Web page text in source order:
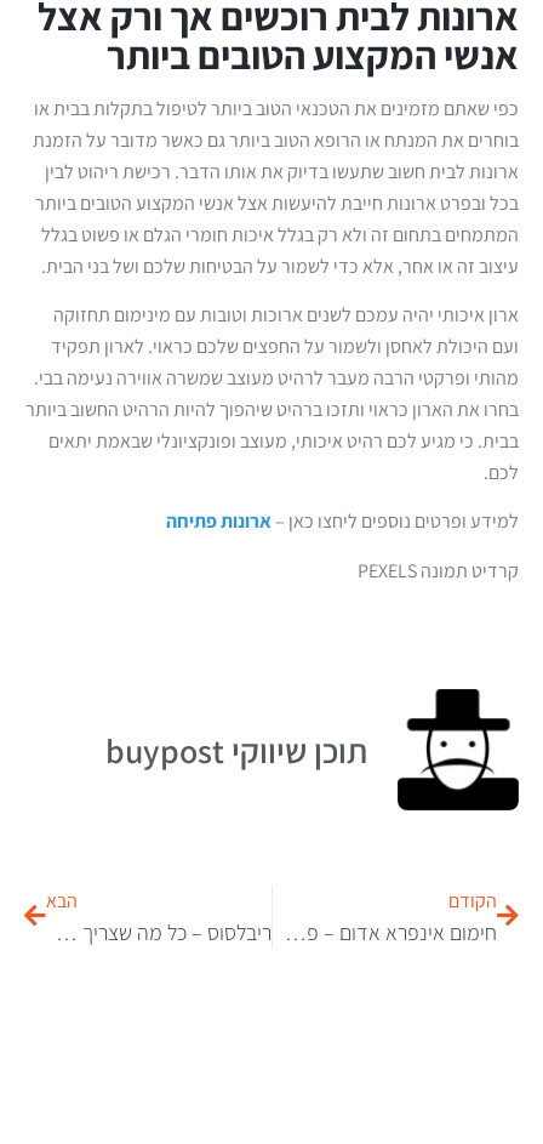
ארונות לבית רוכשים אך ורק אצל
אנשי המקצוע הטובים ביותר
כפי שאתם מזמינים את הטכנאי הטוב ביותר לטיפול בתקלות בבית או
בוחרים את המנתח או הרופא הטוב ביותר גם כאשר מדובר על הזמנת
ארונות לבית חשוב שתעשו בדיוק את אותו הדבר. רכישת ריהוט לבין
בכל ובפרט ארונות חייבת להיעשות אצל אנשי המקצוע הטובים ביותר
המתמחים בתחום זה ולא רק בגלל איכות חומרי הגלם או פשוט בגלל
עיצוב זה או אחר, אלא כדי לשמור על הבטיחות שלכם ושל בני הבית.
ארון איכותי יהיה עמכם לשנים ארוכות וטובות עם מינימום תחזוקה
ועם היכולת לאחסן ולשמור על החפצים שלכם כראוי. לארון תפקיד
מהותי ופרקטי הרבה מעבר לרהיט מעוצב שמשרה אווירה נעימה בבי.
בחרו את הארון כראוי ותזכו ברהיט שיהפוך להיות הרהיט החשוב ביותר
בבית. כי מגיע לכם רהיט איכותי, מעוצב ופונקציונלי שבאמת יתאים
לכם.
למידע ופרטים נוספים ליחצו כאן –ארונות פתיחה
קרדיט תמונה PEXELS
תוכן שיווקי buypost
הקודם
חימום אינפרא אדום – פתרון חימום חדשני ויעיל
הבא
ריבלסוס – כל מה שצריך לדעת על התרופה